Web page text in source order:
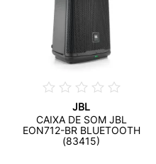
JBL
CAIXA DE SOM JBL
EON712-BR BLUETOOTH
(83415)